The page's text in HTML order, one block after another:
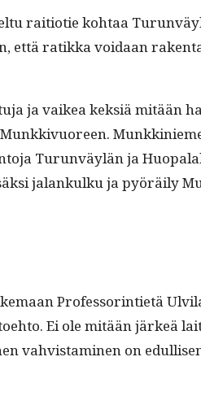
raiti­otie kohtaa
että ratik­ka voidaan
ja vaikea kek­siä mitään
Turun­väylän ja
jalankulku ja pyöräi­ly
Pro­fes­sor­in­ti­etä
Ei ole mitään järkeä
vahvis­t­a­mi­nen on